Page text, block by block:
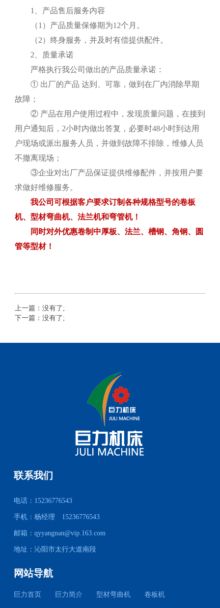
1、产品售后服务内容
（1）产品质量保修期为12个月。
（2）终身服务，并及时有偿提供配件。
2、质量承诺
严格执行我公司做出的产品质量承诺：
① 出厂的产品 达到、可靠，做到在厂内消除早期
故障；
② 产品在用户使用过程中，发现质量问题，在接到
用户通知后，2小时内做出答复，必要时48小时到达用
户现场或派出服务人员，并做到故障不排除，维修人员
不撤离现场；
③企业对出厂产品保证提供维修配件，并按用户要
求做好维修服务。
我公司可根据客户要求订制各种规格型号的卷板
机、型材弯曲机、法兰机和弯管机！
同时对外优惠卷制中厚板、法兰、槽钢、角钢、圆
管等型材！
上一篇：没有了;
下一篇：没有了;
联系我们
电话：15236776543
手机：杨经理 15236776543
邮箱： qyyangnan@vip.163.com
地址：沁阳市太行大道南段
网站导航
巨力首页 巨力简介 型材弯曲机 卷板机